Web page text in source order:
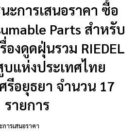
ะการเสนอราคา ซื้อ
Parts สำหรับ
งดูดฝุ่นรวม RIEDEL
แห่งประเทศไทย
รีอยุธยา จำนวน 17
รายการ
ารเสนอราคา